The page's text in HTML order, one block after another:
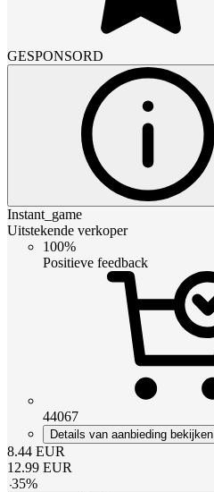
GESPONSORD
Instant_game
Uitstekende verkoper
100%
Positieve feedback
44067
Details van aanbieding bekijken
8.44 EUR
12.99 EUR
-35%